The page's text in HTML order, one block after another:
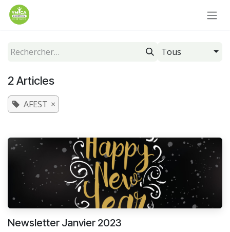
Se rendre au contenu
Tous
2 Articles
AFEST ×
Newsletter Janvier 2023